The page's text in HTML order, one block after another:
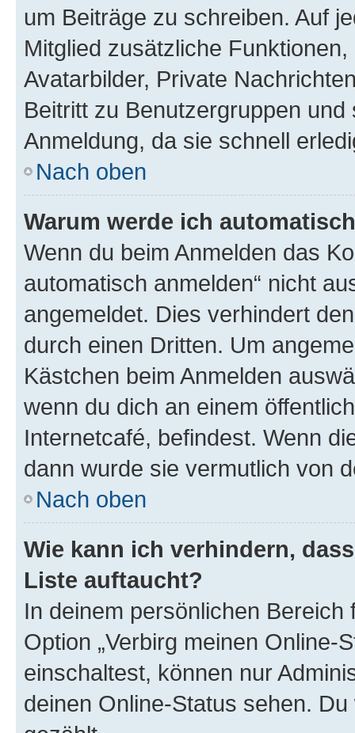
um Beiträge zu schreiben. Auf
Mitglied zusätzliche
Avatarbilder, Private
Beitritt zu Benutzergruppen
Anmeldung, da sie schnell
Nach oben
Warum werde ich
Wenn du beim Anmelden das
automatisch anmelden“ nicht
angemeldet. Dies verhindert
durch einen Dritten. Um
Kästchen beim Anmelden
wenn du dich an einem
Internetcafé, befindest. Wenn
dann wurde sie vermutlich von
Nach oben
Wie kann ich verhindern,
Liste auftaucht?
In deinem persönlichen
Option „Verbirg meinen Online-
einschaltest, können nur
deinen Online-Status sehen.